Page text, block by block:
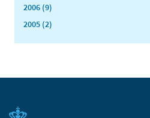
2006 (9)
2005 (2)